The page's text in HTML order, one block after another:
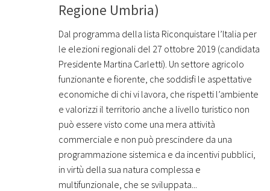
Regione Umbria)
Dal programma della lista Riconquistare l’Italia per
le elezioni regionali del 27 ottobre 2019 (candidata
Presidente Martina Carletti). Un settore agricolo
funzionante e fiorente, che soddisfi le aspettative
economiche di chi vi lavora, che rispetti l’ambiente
e valorizzi il territorio anche a livello turistico non
può essere visto come una mera attività
commerciale e non può prescindere da una
programmazione sistemica e da incentivi pubblici,
in virtù della sua natura complessa e
multifunzionale, che se sviluppata...